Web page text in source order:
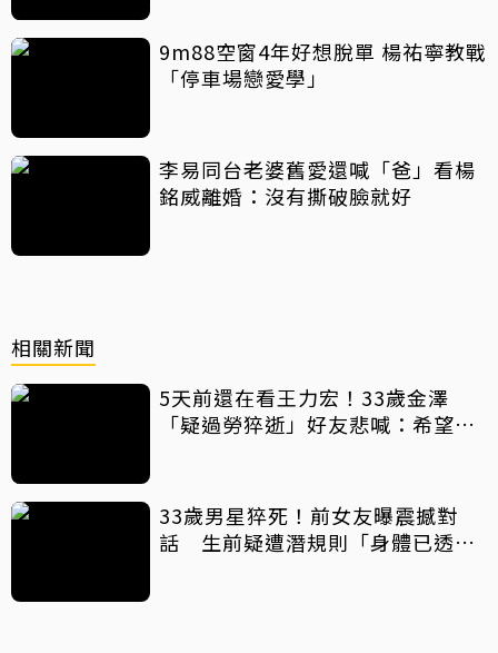
9m88空窗4年好想脫單 楊祐寧教戰
「停車場戀愛學」
李易同台老婆舊愛還喊「爸」看楊
銘威離婚：沒有撕破臉就好
相關新聞
5天前還在看王力宏！33歲金澤
「疑過勞猝逝」好友悲喊：希望是
33歲男星猝死！前女友曝震撼對
話 生前疑遭潛規則「身體已透